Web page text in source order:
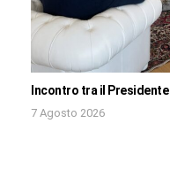
Incontro tra il Presidente
7 Agosto 2026